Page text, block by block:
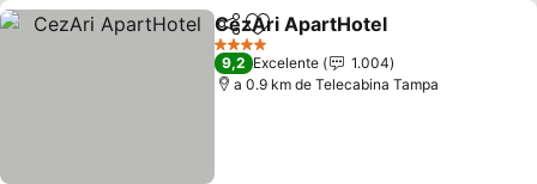
PartilharAdicionar aos favoritos
CezAri ApartHotel
4 Estrelas
9,2 Excelente
1.004
a 0.9 km de Telecabina Tampa